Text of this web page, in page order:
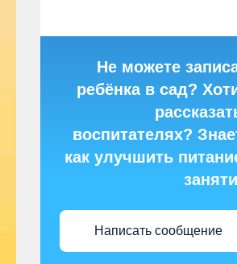
Не можете
ребёнка в сад?
воспитателях?
как улучшить
Написать сообщение